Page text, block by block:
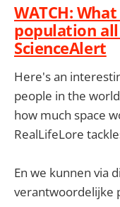
WATCH:
population
ScienceAlert
Here's an
people in the
how much space
RealLifeLore
En we kunnen via
verantwoordelijke